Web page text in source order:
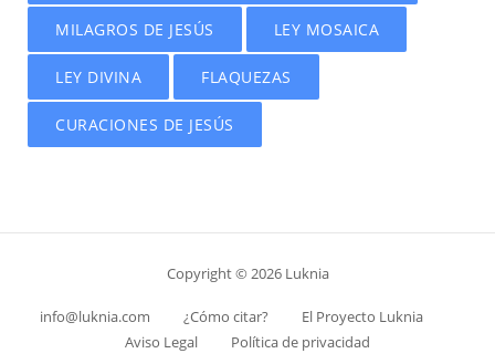
MILAGROS DE JESÚS LEY MOSAICA
LEY DIVINA FLAQUEZAS
CURACIONES DE JESÚS
Copyright © 2026 Luknia
info@luknia.com ¿Cómo citar?
El Proyecto Luknia
Aviso Legal
Política de privacidad